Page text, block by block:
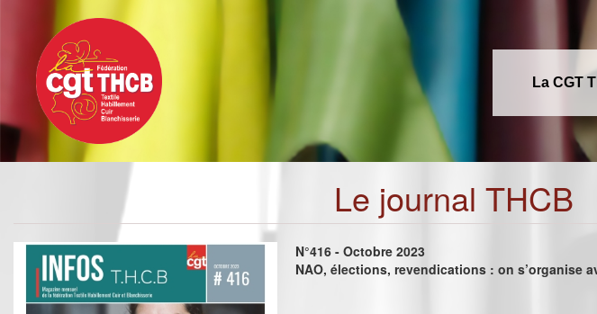
contenu
principal
La CGT
Le journal THCB
N°416 - Octobre 2023
NAO, élections, revendications : on s’organise